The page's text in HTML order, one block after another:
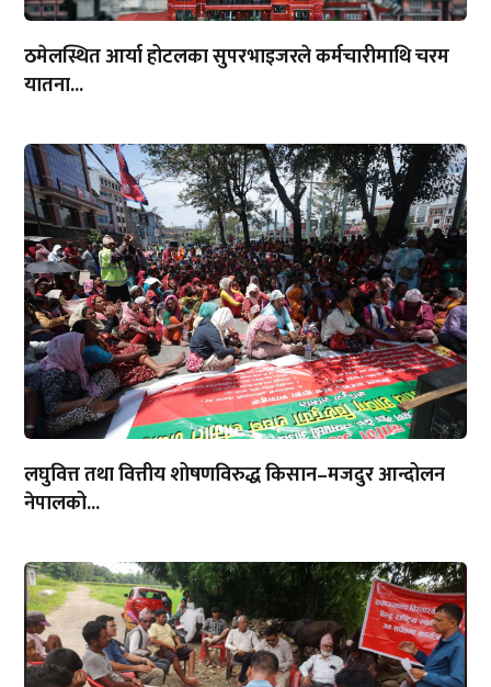
ठमेलस्थित आर्या होटलका सुपरभाइजरले कर्मचारीमाथि चरम
यातना...
लघुवित्त तथा वित्तीय शोषणविरुद्ध किसान–मजदुर आन्दोलन
नेपालको...